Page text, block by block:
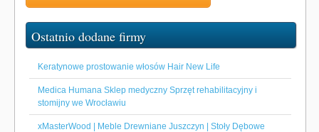
Ostatnio dodane firmy
Keratynowe prostowanie włosów Hair New Life
Medica Humana Sklep medyczny Sprzęt rehabilitacyjny i
stomijny we Wrocławiu
xMasterWood | Meble Drewniane Juszczyn | Stoły Dębowe